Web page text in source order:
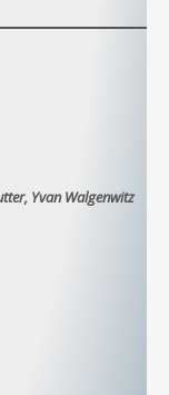
Yvan Walgenwitz